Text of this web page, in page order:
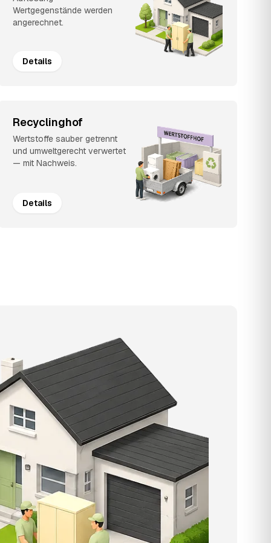
Wertgegenstände werden
angerechnet.
Details
Recyclinghof
Wertstoffe sauber getrennt
und umweltgerecht verwertet
— mit Nachweis.
Details